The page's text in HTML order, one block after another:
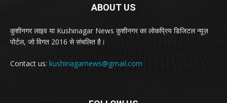
ABOUT US
कुशीनगर लाइव या Kushinagar News कुशीनगर का लोकप्रिय डिजिटल न्यूज़
पोर्टल, जो विगत 2016 से संचलित है।
Contact us: kushinagarnews@gmail.com